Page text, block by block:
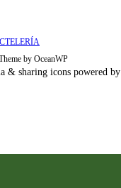
by OceanWP
& sharing icons powered by